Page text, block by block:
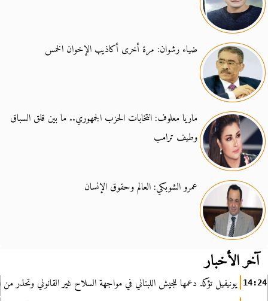
ضياء رشوان: مرة أخرى أكاذيب الإخوان الخمس
ماريا معلوف: انتخابات الحزب الجمهوري.. ما بين قلق السباق
وطيف ترامب
عمرو الشوبكي: العالم وحقوق الإنسان
آخر الأخبار
14:24 يونيفيل تؤكد دعمها للجيش اللبناني في مواجهة السلاح غير القانوني وتحذر من